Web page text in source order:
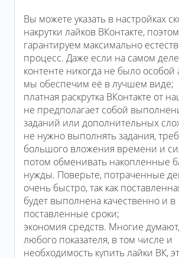
Вы можете указать в настройках
накрутки лайков ВКонтакте,
гарантируем максимально
процесс. Даже если на самом
контенте никогда не было особой
мы обеспечим её в лучшем виде;
платная раскрутка ВКонтакте от
не предполагает собой
заданий или дополнительных
не нужно выполнять задания,
большого вложения времени и
потом обменивать накопленные
нужды. Поверьте, потраченные
очень быстро, так как
будет выполнена качественно и в
поставленные сроки;
экономия средств. Многие думают,
любого показателя, в том числе и
необходимость купить лайки ВК,